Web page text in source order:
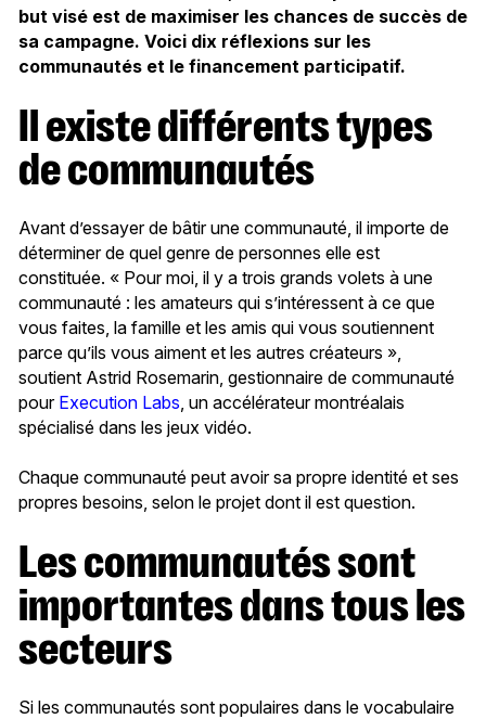
but visé est de maximiser les chances de succès de
sa campagne. Voici dix réflexions sur les
communautés et le financement participatif.
Il existe différents types
de communautés
Avant d’essayer de bâtir une communauté, il importe de
déterminer de quel genre de personnes elle est
constituée. « Pour moi, il y a trois grands volets à une
communauté : les amateurs qui s’intéressent à ce que
vous faites, la famille et les amis qui vous soutiennent
parce qu’ils vous aiment et les autres créateurs »,
soutient Astrid Rosemarin, gestionnaire de communauté
pour Execution Labs , un accélérateur montréalais
spécialisé dans les jeux vidéo.
Chaque communauté peut avoir sa propre identité et ses
propres besoins, selon le projet dont il est question.
Les communautés sont
importantes dans tous les
secteurs
Si les communautés sont populaires dans le vocabulaire